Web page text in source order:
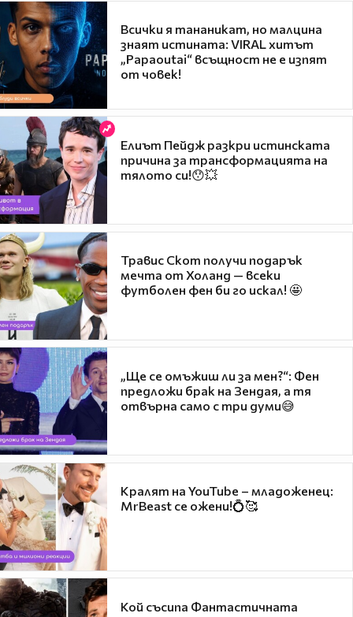
Всички я тананикат, но малцина
знаят истината: VIRAL хитът
„Papaoutai“ всъщност не е изпят
от човек!
Елиът Пейдж разкри истинската
причина за трансформацията на
тялото си!😯💥
Травис Скот получи подарък
мечта от Холанд — всеки
футболен фен би го искал! 🤩
„Ще се омъжиш ли за мен?“: Фен
предложи брак на Зендая, а тя
отвърна само с три думи😅
Кралят на YouTube – младоженец:
MrBeast се ожени!💍🥰
Кой съсипа Фантастичната